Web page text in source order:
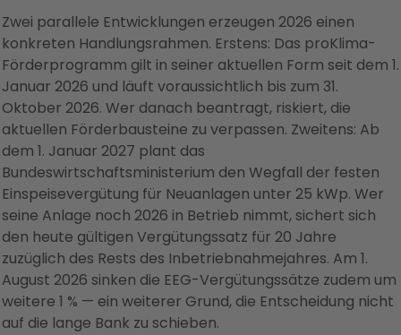
Zwei parallele Entwicklungen erzeugen 2026 einen
konkreten Handlungsrahmen. Erstens: Das proKlima-
Förderprogramm gilt in seiner aktuellen Form seit dem 1.
Januar 2026 und läuft voraussichtlich bis zum 31.
Oktober 2026. Wer danach beantragt, riskiert, die
aktuellen Förderbausteine zu verpassen. Zweitens: Ab
dem 1. Januar 2027 plant das
Bundeswirtschaftsministerium den Wegfall der festen
Einspeisevergütung für Neuanlagen unter 25 kWp. Wer
seine Anlage noch 2026 in Betrieb nimmt, sichert sich
den heute gültigen Vergütungssatz für 20 Jahre
zuzüglich des Rests des Inbetriebnahmejahres. Am 1.
August 2026 sinken die EEG-Vergütungssätze zudem um
weitere 1 % — ein weiterer Grund, die Entscheidung nicht
auf die lange Bank zu schieben.